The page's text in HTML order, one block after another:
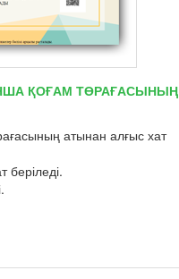
ҚОҒАМ ТӨРАҒАСЫНЫҢ
атынан алғыс хат
беріледі.